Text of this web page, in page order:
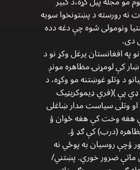
نه رورسته د پښتونخوا سوبه
ونومولی شوه چې دغه دده
دی.
په افغانستان یرغل وکړ نو د
کې لومړنۍ مظاهره مونږ
د وتلو غوښتنه مو وکړه، د
پې )(فري ډیموکریټیک
او وتلی سیاست مدار ښاغلی
هغه وخت کې هغه ځوان ؤ
(درب) کې ګډ ؤ.
ؤچې روسیان به پوځي نه
ماتې ضرور خوري. پښتني/